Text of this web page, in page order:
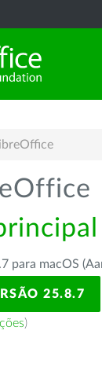
para macOS
25.8.7
)